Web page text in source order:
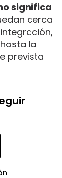
significa
cerca
la
prevista